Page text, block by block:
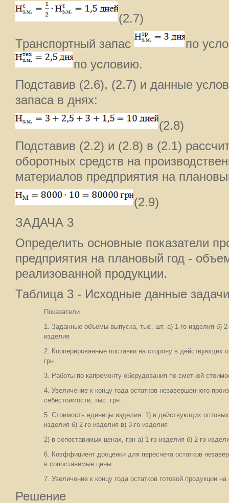
(2.7)
Транспортный запас
по
по условию.
Подставив (2.6), (2.7) и данные
запаса в днях:
(2.8)
Подставив (2.2) и (2.8) в (2.1)
оборотных средств на
материалов предприятия на
(2.9)
ЗАДАЧА 3
Определить основные показатели
предприятия на плановый год -
реализованной продукции.
Таблица 3 - Исходные данные
Показатели
1. Заданные объемы выпуска, тыс. шт. а) 1-го изделия б)
изделия
2. Кооперированные поставки на сторону в действующих
грн
3. Работы по капремонту оборудования по сметной
4. Увеличение к концу года остатков незавершенного
себестоимости, тыс. грн.
5. Стоимость единицы изделия: 1) в действующих оптовых
изделия б) 2-го изделия в) 3-го изделия
2) в сопоставимых ценах, грн а) 1-го изделия б) 2-го
6. Коэффициент дооценки для пересчета остатков
в сопоставимые цены
7. Увеличение к концу года остатков готовой продукции
Решение